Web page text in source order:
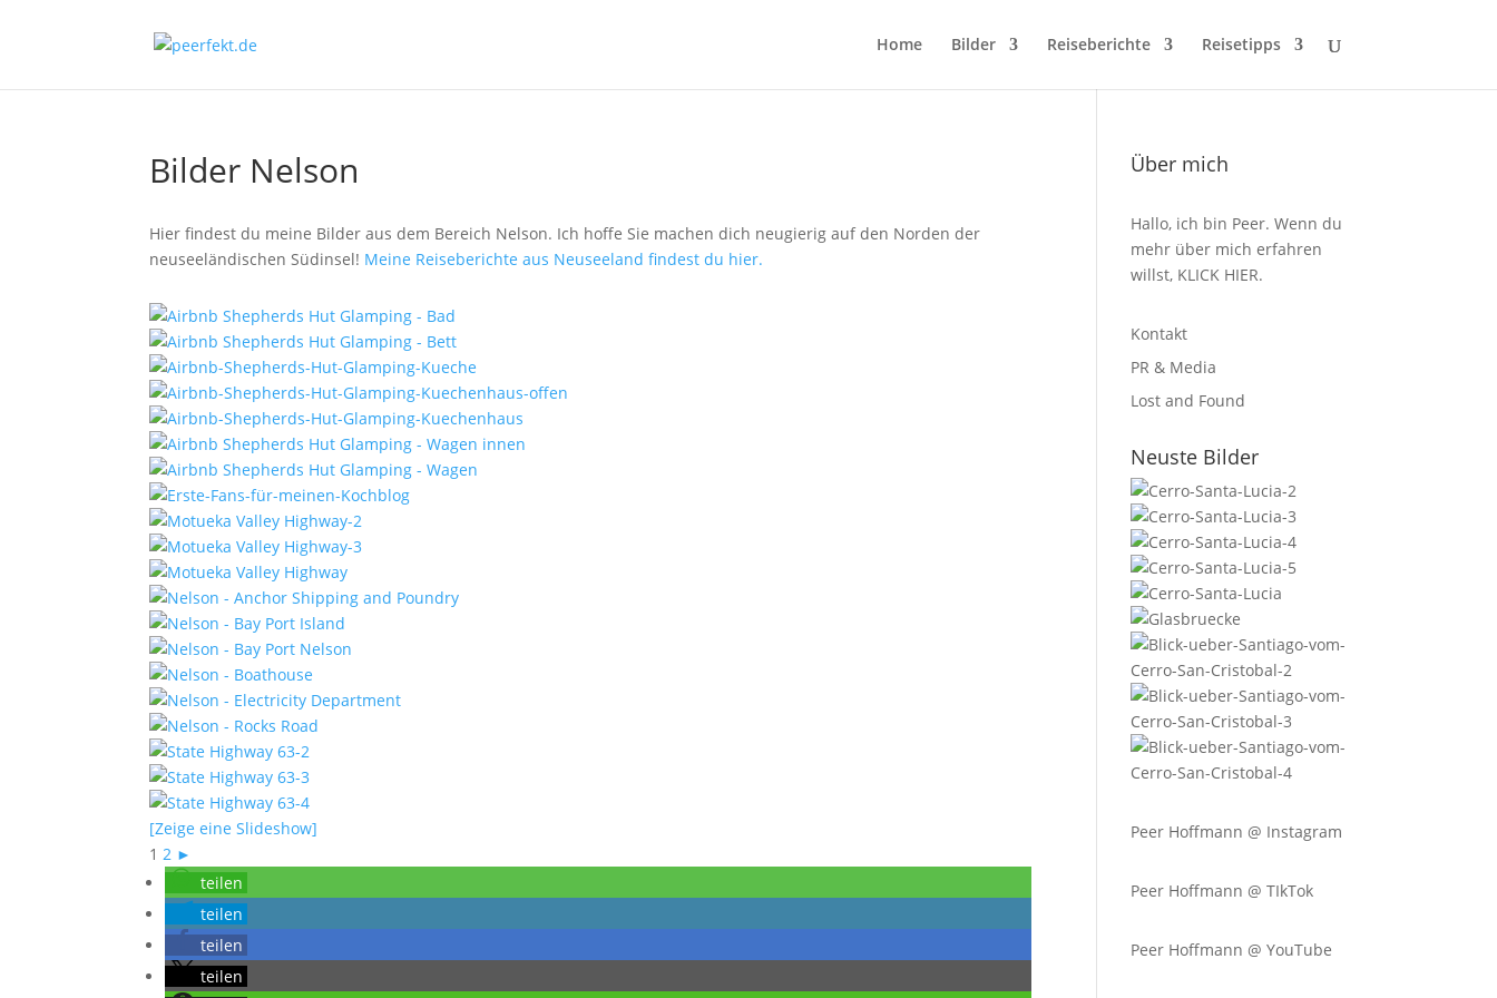
Home Bilder Reiseberichte Reisetipps
Bilder Nelson
Hier findest du meine Bilder aus dem Bereich Nelson. Ich hoffe Sie machen dich neugierig auf den Norden der
neuseeländischen Südinsel! Meine Reiseberichte aus Neuseeland findest du hier.
[Zeige eine Slideshow]
1 2 ►
teilen
teilen
teilen
teilen
Über mich
Hallo, ich bin Peer. Wenn du
mehr über mich erfahren
willst, KLICK HIER.
Kontakt
PR & Media
Lost and Found
Neuste Bilder
Peer Hoffmann @ Instagram
Peer Hoffmann @ TIkTok
Peer Hoffmann @ YouTube